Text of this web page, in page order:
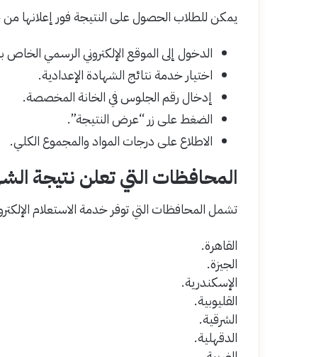
يمكن للطلاب الحصول على النتيجة فور إعلانها من
الدخول إلى الموقع الإلكتروني الرسمي الخاص
اختيار خدمة نتائج الشهادة الإعدادية.
إدخال رقم الجلوس في الخانة المخصصة.
الضغط على زر “عرض النتيجة”.
الاطلاع على درجات المواد والمجموع الكلي.
المحافظات التي تعلن نتيجة
تشمل المحافظات التي توفر خدمة الاستعلام
القاهرة.
الجيزة.
الإسكندرية.
القليوبية.
الشرقية.
الدقهلية.